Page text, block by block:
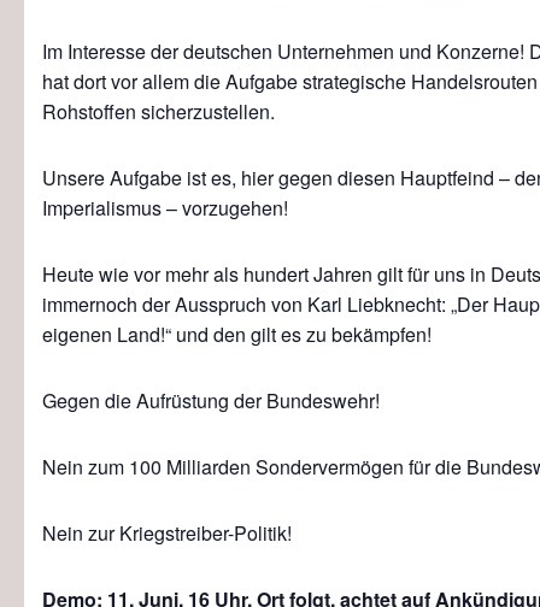
Im Interesse der deutschen Unternehmen und Konzerne!
hat dort vor allem die Aufgabe strategische
Rohstoffen sicherzustellen.
Unsere Aufgabe ist es, hier gegen diesen Hauptfeind –
Imperialismus – vorzugehen!
Heute wie vor mehr als hundert Jahren gilt für uns in
immernoch der Ausspruch von Karl Liebknecht: „Der
eigenen Land!“ und den gilt es zu bekämpfen!
Gegen die Aufrüstung der Bundeswehr!
Nein zum 100 Milliarden Sondervermögen für die
Nein zur Kriegstreiber-Politik!
Demo: 11. Juni, 16 Uhr,Ort folgt, achtet auf